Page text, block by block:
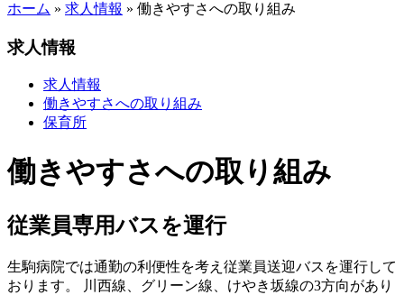
ホーム » 求人情報 » 働きやすさへの取り組み
求人情報
求人情報
働きやすさへの取り組み
保育所
働きやすさへの取り組み
従業員専用バスを運行
生駒病院では通勤の利便性を考え従業員送迎バスを運行して
おります。 川西線、グリーン線、けやき坂線の3方向があり